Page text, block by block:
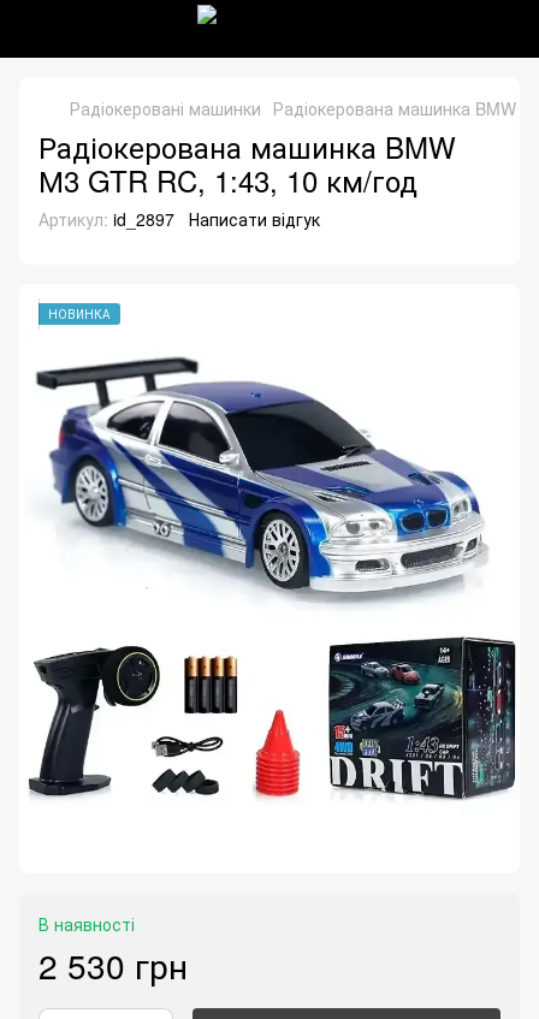
Радіокеровані машинки Радіокерована машинка BMW
Радіокерована машинка BMW
М3 GTR RC, 1:43, 10 км/год
Артикул: id_2897 Написати відгук
НОВИНКА
В наявності
2 530 грн